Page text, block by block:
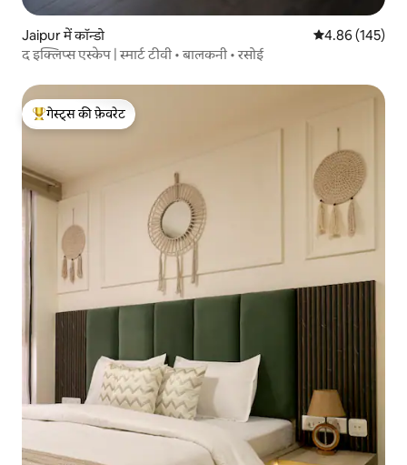
Jaipur में कॉन्डो औसत रेटिंग 5 में से
4.86 (145)
द इक्लिप्स एस्केप | स्मार्ट टीवी • बालकनी • रसोई
गेस्ट्स का टॉप फ़ेवरेट
गेस्ट्स की फ़ेवरेट